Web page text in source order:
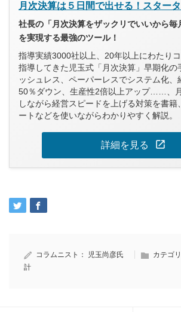
月次決算は５日間で出せる！スター
社長の「月次決算をザックリでいいから毎
を実現する最強のツール！
指導実績3000社以上、20年以上にわたり
指導してきた児玉式「月次決算」早期化の
ッシュレス、ペーパーレスでシステム化、
50％ダウン、生産性2倍以上アップ……、
しながら経営スピードを上げる対策を書籍
ートなどを使いながらわかりやすく解説。
詳細を見る open_in_new
コラムニスト： 児玉尚彦氏 カテゴ
計